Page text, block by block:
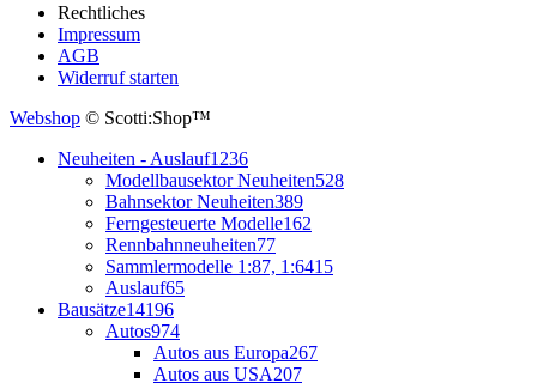
Rechtliches
Impressum
AGB
Widerruf starten
Webshop © Scotti:Shop™
Neuheiten - Auslauf1236
Modellbausektor Neuheiten528
Bahnsektor Neuheiten389
Ferngesteuerte Modelle162
Rennbahnneuheiten77
Sammlermodelle 1:87, 1:6415
Auslauf65
Bausätze14196
Autos974
Autos aus Europa267
Autos aus USA207